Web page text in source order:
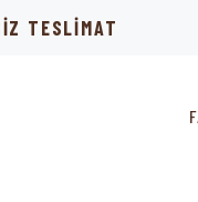
TESLİMAT